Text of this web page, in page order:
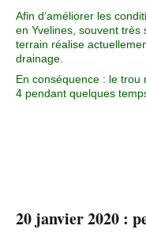
Afin d’améliorer les
en Yvelines, souvent
terrain réalise
drainage.
En conséquence : le
4 pendant quelques
20 janvier 2020 :